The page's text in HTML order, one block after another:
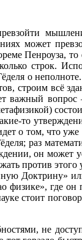
может
Пенроуза, то
строк.
о
строим всё
важный
то
о том, что уже
раз
он может
против
Доктрину»
физике», где он
стоит
не